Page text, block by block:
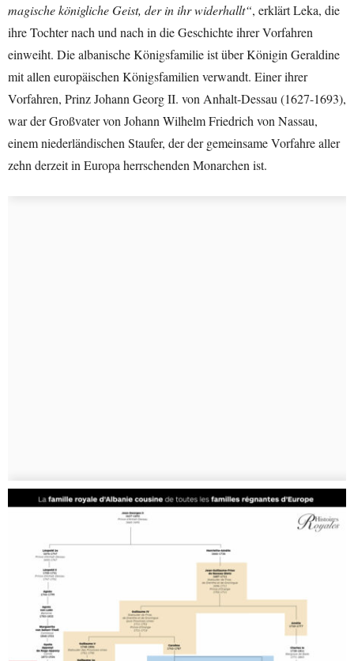
magische königliche Geist, der in ihr widerhallt“, erklärt Leka, die
ihre Tochter nach und nach in die Geschichte ihrer Vorfahren
einweiht. Die albanische Königsfamilie ist über Königin Geraldine
mit allen europäischen Königsfamilien verwandt. Einer ihrer
Vorfahren, Prinz Johann Georg II. von Anhalt-Dessau (1627-1693),
war der Großvater von Johann Wilhelm Friedrich von Nassau,
einem niederländischen Staufer, der der gemeinsame Vorfahre aller
zehn derzeit in Europa herrschenden Monarchen ist.